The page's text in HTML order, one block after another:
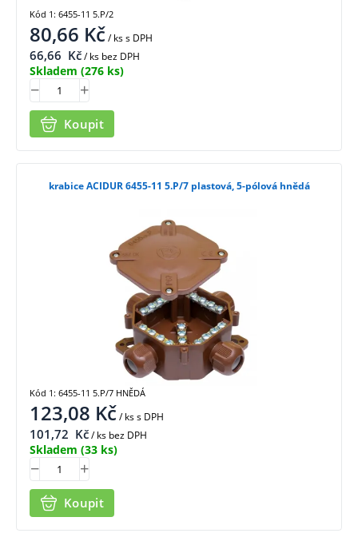
80,66 Kč/ kss DPH
66,66 Kč/ ks bez DPH
Skladem (276 ks)
Koupit
Kód 1: 6455-11 5.P/2
krabice ACIDUR 6455-11 5.P/7 plastová, 5-pólová hnědá
123,08 Kč/ kss DPH
101,72 Kč/ ks bez DPH
Skladem (33 ks)
Koupit
Kód 1: 6455-11 5.P/7 HNĚDÁ